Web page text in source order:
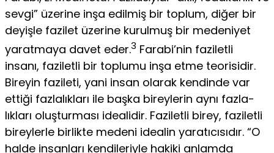
sevgi” üzerine inşa edilmiş bir toplum, diğer bir
deyişle fazilet üzerine kurulmuş bir medeniyet
yaratmaya davet eder.3 Farabi’nin faziletli
insanı, faziletli bir toplumu inşa etme teorisidir.
Bireyin fa­zileti, yani insan olarak kendinde var
ettiği fazlalıkları ile başka bireylerin aynı fazla­
lıkları oluşturması idealidir. Faziletli birey, faziletli
bireylerle birlikte medeni idealin yaratıcısıdır. “O
halde insanları kendileriyle hakiki anlamda